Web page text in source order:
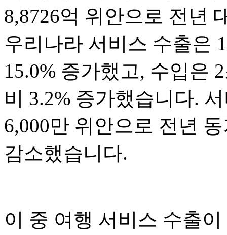
8,8726억 위안으로 전년
우리나라 서비스 수출은
15.0% 증가했고, 수입은
비 3.2% 증가했습니다.
6,000만 위안으로 전년
감소했습니다.
이 중 여행 서비스 수출